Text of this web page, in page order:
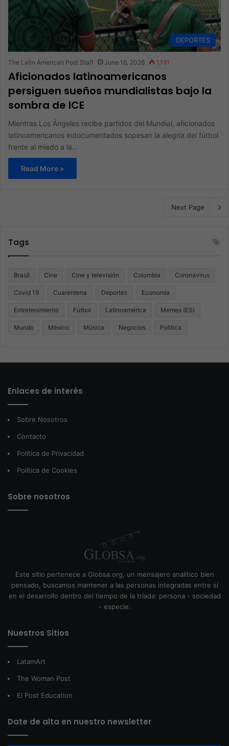
DEPORTES
The Latin American Post Staff June 16, 2026 1,191
Aficionados latinoamericanos
persiguen sueños mundialistas bajo la
sombra de ICE
Mientras Los Ángeles recibe partidos del Mundial, aficionados
latinoamericanos indocumentados sopesan la alegría del fútbol
frente al miedo a la…
Read More »
Next Page
Tags
Brasil Cine Cine y televisión Colombia Coronavirus
Covid 19 Cuarentena Deportes Economía
Entretenimiento Fútbol Latinoamérica Memes (ES)
Mundo México Música Negocios Politica
Enlaces de interés
Sobre Nosotros
Contacto
Política de Privacidad
Política de Cookies
Sobre nosotros
Este sitio pertenece a Globsa.org, un mensajero analítico bien
pensado, buscamos mantener a las personas integradas entre sí
en el desarrollo dentro del tiempo de la tríada: persona - sociedad
- especie.
Nuestros Sitios
LatamArt
The Woman Post
El Post Education
Date de alta en nuestro newsletter